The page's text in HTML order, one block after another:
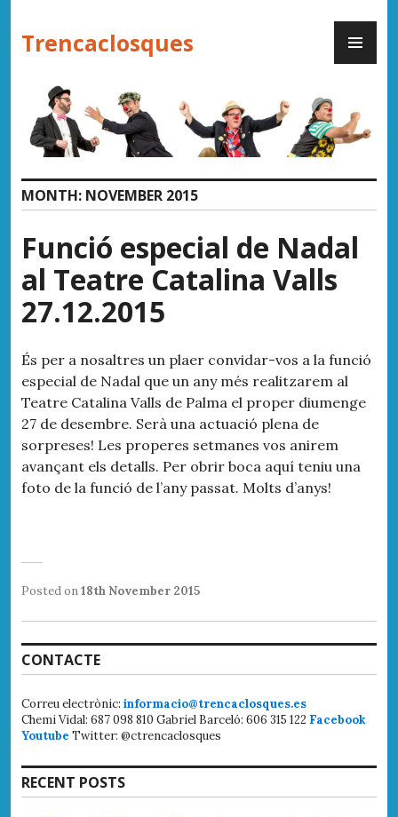
to
content
Trencaclosques
MONTH: NOVEMBER 2015
Funció especial de Nadal
al Teatre Catalina Valls
27.12.2015
És per a nosaltres un plaer convidar-vos a la funció
especial de Nadal que un any més realitzarem al
Teatre Catalina Valls de Palma el proper diumenge
27 de desembre. Serà una actuació plena de
sorpreses! Les properes setmanes vos anirem
avançant els detalls. Per obrir boca aquí teniu una
foto de la funció de l’any passat. Molts d’anys!
Posted on18th November 2015
CONTACTE
Correu electrònic: informacio@trencaclosques.es
Chemi Vidal: 687 098 810 Gabriel Barceló: 606 315 122 Facebook
Youtube Twitter: @ctrencaclosques
RECENT POSTS